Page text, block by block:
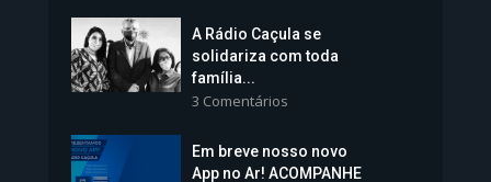
Vice-Prefeita Sheila Lemos
A Rádio Caçula se
solidariza com toda
família...
3 Comentários
Em breve nosso novo
App no Ar! ACOMPANHE